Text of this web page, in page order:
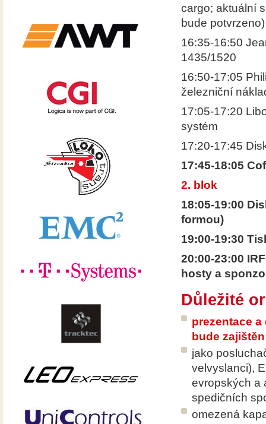
cargo; aktuální
bude potvrzeno)
16:35-16:50
1435/1520
16:50-17:05
železniční
17:05-17:20
systém
17:20-17:45
17:45-18:05
2. blok
18:05-19:00
formou)
19:00-19:30
20:00-23:00
hosty a
Důležité
prezentace
bude
jako
velvyslanci),
evropských a
spedičních
omezená